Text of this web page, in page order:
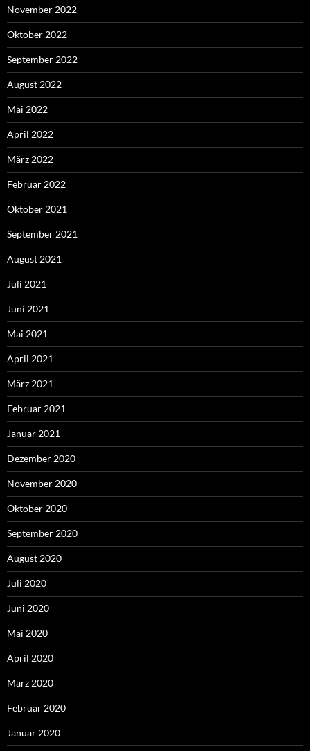
November 2022
Oktober 2022
September 2022
August 2022
Mai 2022
April 2022
März 2022
Februar 2022
Oktober 2021
September 2021
August 2021
Juli 2021
Juni 2021
Mai 2021
April 2021
März 2021
Februar 2021
Januar 2021
Dezember 2020
November 2020
Oktober 2020
September 2020
August 2020
Juli 2020
Juni 2020
Mai 2020
April 2020
März 2020
Februar 2020
Januar 2020